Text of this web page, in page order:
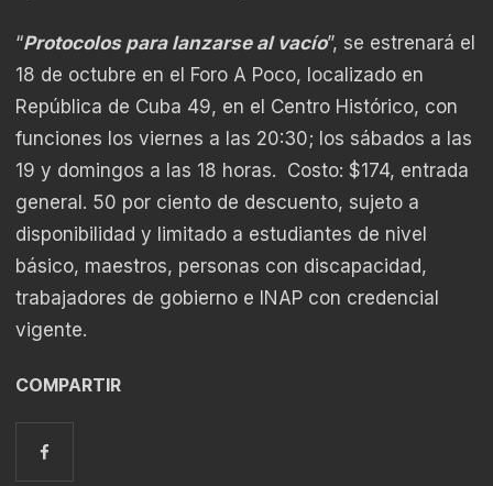
“Protocolos para lanzarse al vacío”, se estrenará el
18 de octubre en el Foro A Poco, localizado en
República de Cuba 49, en el Centro Histórico, con
funciones los viernes a las 20:30; los sábados a las
19 y domingos a las 18 horas. Costo: $174, entrada
general. 50 por ciento de descuento, sujeto a
disponibilidad y limitado a estudiantes de nivel
básico, maestros, personas con discapacidad,
trabajadores de gobierno e INAP con credencial
vigente.
COMPARTIR